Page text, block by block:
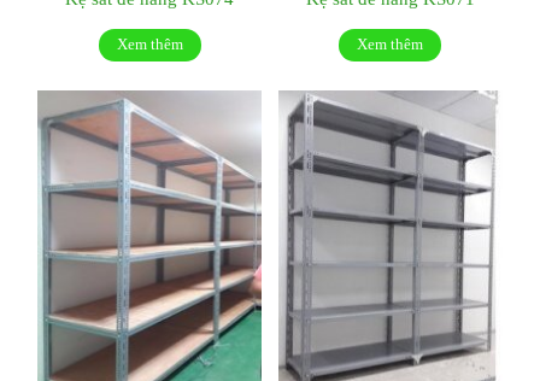
Xem thêm Xem thêm